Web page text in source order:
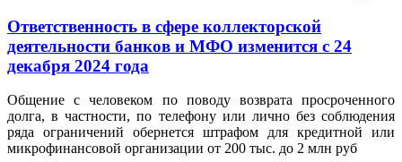
Ответственность в сфере коллекторской
деятельности банков и МФО изменится с 24
декабря 2024 года
Общение с человеком по поводу возврата просроченного
долга, в частности, по телефону или лично без соблюдения
ряда ограничений обернется штрафом для кредитной или
микрофинансовой организации от 200 тыс. до 2 млн руб